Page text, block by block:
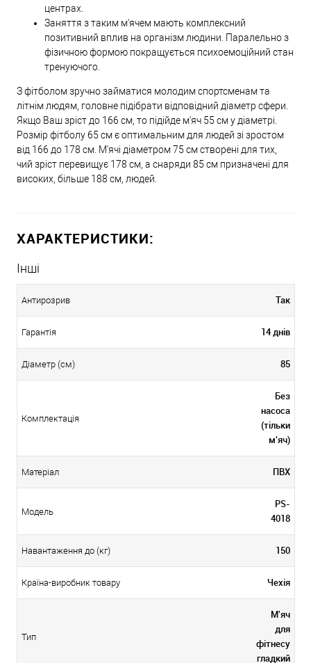
центрах.
Заняття з таким м'ячем мають комплексний
позитивний вплив на організм людини. Паралельно з
фізичною формою покращується психоемоційний стан
тренуючого.
З фітболом зручно займатися молодим спортсменам та
літнім людям, головне підібрати відповідний діаметр сфери.
Якщо Ваш зріст до 166 см, то підійде м'яч 55 см у діаметрі.
Розмір фітболу 65 см є оптимальним для людей зі зростом
від 166 до 178 см. М'ячі діаметром 75 см створені для тих,
чий зріст перевищує 178 см, а снаряди 85 см призначені для
високих, більше 188 см, людей.
ХАРАКТЕРИСТИКИ:
Інші
Антирозрив Так
Гарантія 14 днів
Діаметр (см) 85
Комплектація
Без
насоса
(тільки
м'яч)
Матеріал ПВХ
Модель
PS-
4018
Навантаження до (кг) 150
Країна-виробник товару Чехія
Тип
М'яч
для
фітнесу
гладкий